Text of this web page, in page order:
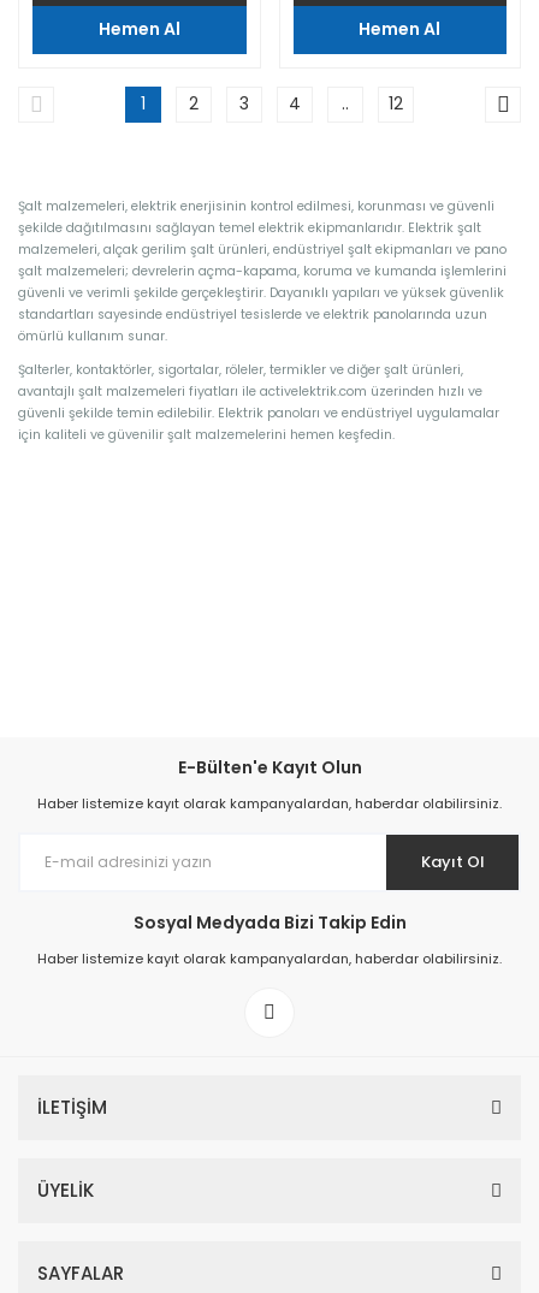
Hemen Al
Hemen Al
1 2 3 4 .. 12
Şalt malzemeleri, elektrik enerjisinin kontrol edilmesi, korunması ve güvenli
şekilde dağıtılmasını sağlayan temel elektrik ekipmanlarıdır. Elektrik şalt
malzemeleri, alçak gerilim şalt ürünleri, endüstriyel şalt ekipmanları ve pano
şalt malzemeleri; devrelerin açma-kapama, koruma ve kumanda işlemlerini
güvenli ve verimli şekilde gerçekleştirir. Dayanıklı yapıları ve yüksek güvenlik
standartları sayesinde endüstriyel tesislerde ve elektrik panolarında uzun
ömürlü kullanım sunar.
Şalterler, kontaktörler, sigortalar, röleler, termikler ve diğer şalt ürünleri,
avantajlı şalt malzemeleri fiyatları ile activelektrik.com üzerinden hızlı ve
güvenli şekilde temin edilebilir. Elektrik panoları ve endüstriyel uygulamalar
için kaliteli ve güvenilir şalt malzemelerini hemen keşfedin.
E-Bülten'e Kayıt Olun
Haber listemize kayıt olarak kampanyalardan, haberdar olabilirsiniz.
Kayıt Ol
Sosyal Medyada Bizi Takip Edin
Haber listemize kayıt olarak kampanyalardan, haberdar olabilirsiniz.
İLETİŞİM
ÜYELİK
SAYFALAR